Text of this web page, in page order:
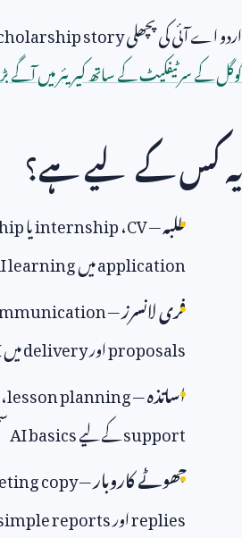
اردو اے آئی کی پچھلیstory
گوگل کے سرٹیفکیٹ کے ساتھ کیریئر میں آگے
یہ کس کے لیے ہے؟
طلبہ—
CV،internshipیا
applicationمیںlearning
فری لانسرز—
proposalsاورdeliveryمیں
اساتذہ—
lesson planning،
supportکے لیےAI basics
چھوٹے کاروبار—
copy
repliesاورreports